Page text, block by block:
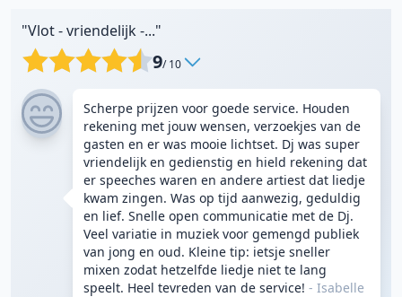
"Vlot - vriendelijk -..."
9/ 10
Scherpe prijzen voor goede service. Houden
rekening met jouw wensen, verzoekjes van de
gasten en er was mooie lichtset. Dj was super
vriendelijk en gedienstig en hield rekening dat
er speeches waren en andere artiest dat liedje
kwam zingen. Was op tijd aanwezig, geduldig
en lief. Snelle open communicatie met de Dj.
Veel variatie in muziek voor gemengd publiek
van jong en oud. Kleine tip: ietsje sneller
mixen zodat hetzelfde liedje niet te lang
speelt. Heel tevreden van de service! - Isabelle